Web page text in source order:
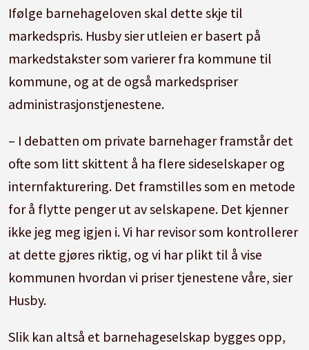
Ifølge barnehageloven skal dette skje til
markedspris. Husby sier utleien er basert på
markedstakster som varierer fra kommune til
kommune, og at de også markedspriser
administrasjonstjenestene.
– I debatten om private barnehager framstår det
ofte som litt skittent å ha flere sideselskaper og
internfakturering. Det framstilles som en metode
for å flytte penger ut av selskapene. Det kjenner
ikke jeg meg igjen i. Vi har revisor som kontrollerer
at dette gjøres riktig, og vi har plikt til å vise
kommunen hvordan vi priser tjenestene våre, sier
Husby.
Slik kan altså et barnehageselskap bygges opp,